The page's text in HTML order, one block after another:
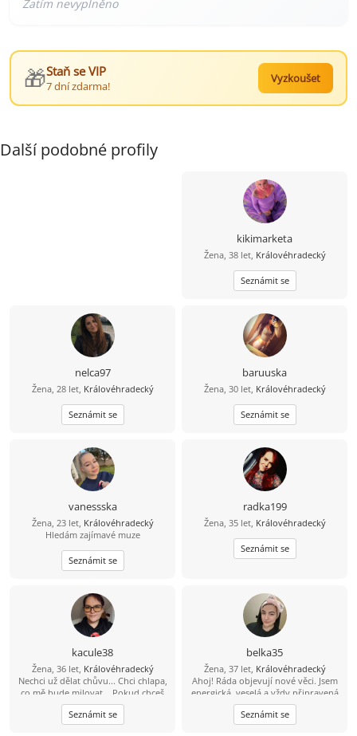
🎁Staň se VIP
7 dní zdarma!
Vyzkoušet
Další podobné profily
kikimarketa
Žena, 38 let, Královéhradecký
Seznámit se
nelca97
Žena, 28 let, Královéhradecký
Seznámit se
baruuska
Žena, 30 let, Královéhradecký
Seznámit se
vanessska
Žena, 23 let, Královéhradecký
Hledám zajímavé muze
Seznámit se
radka199
Žena, 35 let, Královéhradecký
Seznámit se
kacule38
Žena, 36 let, Královéhradecký
Nechci už dělat chůvu... Chci chlapa,
co mě bude milovat... Pokud chceš
doma královnu, chovej se ke mě
jako král. Pokud se budeš chovat
jako vůl, budeš mít doma krávu,
Seznámit se
belka35
Žena, 37 let, Královéhradecký
Ahoj! Ráda objevují nové věci. Jsem
energická, veselá a vždy připravená
na dobrodružství. Ve volném čase
ráda chodím do parků, čtu knihy
(zejména detektivky a
Seznámit se